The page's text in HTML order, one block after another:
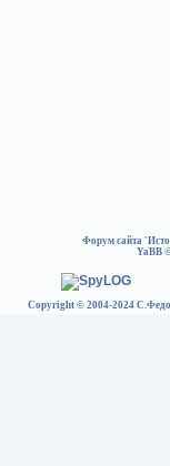
Форум сайта
YaBB
Copyright © 2004-2024